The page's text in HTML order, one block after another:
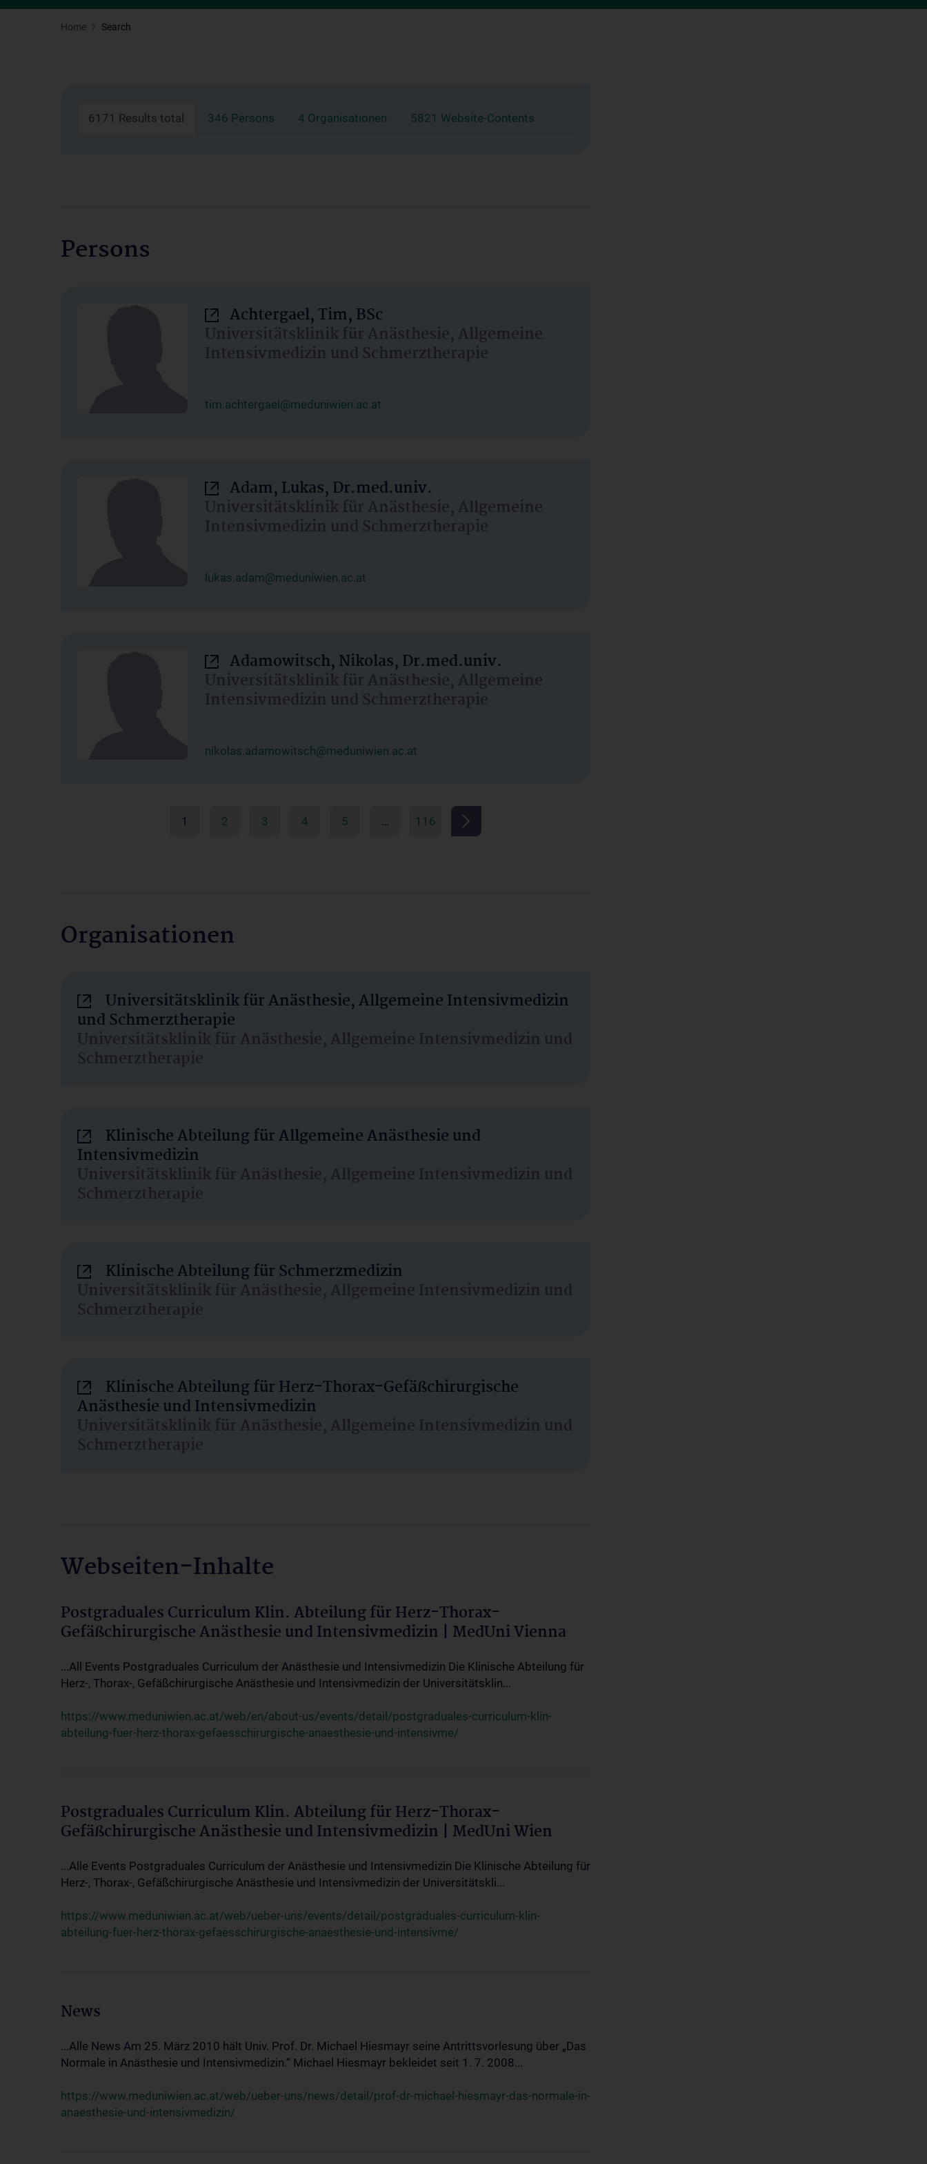
Home Search
6171 Results total 346 Persons 4 Organisationen 5821 Website-Contents
Persons
Achtergael, Tim, BSc
Universitätsklinik für Anästhesie, Allgemeine
Intensivmedizin und Schmerztherapie
tim.achtergael@meduniwien.ac.at
Adam, Lukas, Dr.med.univ.
Universitätsklinik für Anästhesie, Allgemeine
Intensivmedizin und Schmerztherapie
lukas.adam@meduniwien.ac.at
Adamowitsch, Nikolas, Dr.med.univ.
Universitätsklinik für Anästhesie, Allgemeine
Intensivmedizin und Schmerztherapie
nikolas.adamowitsch@meduniwien.ac.at
1 2 3 4 5 … 116
Organisationen
Universitätsklinik für Anästhesie, Allgemeine Intensivmedizin
und Schmerztherapie
Universitätsklinik für Anästhesie, Allgemeine Intensivmedizin und
Schmerztherapie
Klinische Abteilung für Allgemeine Anästhesie und
Intensivmedizin
Universitätsklinik für Anästhesie, Allgemeine Intensivmedizin und
Schmerztherapie
Klinische Abteilung für Schmerzmedizin
Universitätsklinik für Anästhesie, Allgemeine Intensivmedizin und
Schmerztherapie
Klinische Abteilung für Herz-Thorax-Gefäßchirurgische
Anästhesie und Intensivmedizin
Universitätsklinik für Anästhesie, Allgemeine Intensivmedizin und
Schmerztherapie
Webseiten-Inhalte
Postgraduales Curriculum Klin. Abteilung für Herz-Thorax-
Gefäßchirurgische Anästhesie und Intensivmedizin | MedUni Vienna
...All Events Postgraduales Curriculum der Anästhesie und Intensivmedizin Die Klinische Abteilung für
Herz-, Thorax-, Gefäßchirurgische Anästhesie und Intensivmedizin der Universitätsklin...
https://www.meduniwien.ac.at/web/en/about-us/events/detail/postgraduales-curriculum-klin-
abteilung-fuer-herz-thorax-gefaesschirurgische-anaesthesie-und-intensivme/
Postgraduales Curriculum Klin. Abteilung für Herz-Thorax-
Gefäßchirurgische Anästhesie und Intensivmedizin | MedUni Wien
...Alle Events Postgraduales Curriculum der Anästhesie und Intensivmedizin Die Klinische Abteilung für
Herz-, Thorax-, Gefäßchirurgische Anästhesie und Intensivmedizin der Universitätskli...
https://www.meduniwien.ac.at/web/ueber-uns/events/detail/postgraduales-curriculum-klin-
abteilung-fuer-herz-thorax-gefaesschirurgische-anaesthesie-und-intensivme/
News
...Alle News Am 25. März 2010 hält Univ. Prof. Dr. Michael Hiesmayr seine Antrittsvorlesung über „Das
Normale in Anästhesie und Intensivmedizin.“ Michael Hiesmayr bekleidet seit 1. 7. 2008...
https://www.meduniwien.ac.at/web/ueber-uns/news/detail/prof-dr-michael-hiesmayr-das-normale-in-
anaesthesie-und-intensivmedizin/